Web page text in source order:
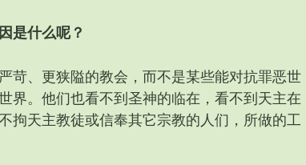
是什么呢？
苛、更狭隘的教会，而不是某些能对抗罪恶世
界。他们也看不到圣神的临在，看不到天主在
拘天主教徒或信奉其它宗教的人们，所做的工